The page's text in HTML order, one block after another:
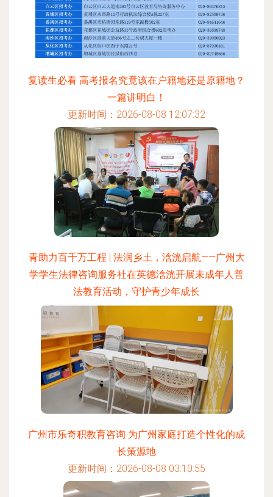
复读生必看 高考报名究竟该在户籍地还是原籍地？
一篇讲明白！
更新时间：2026-08-08 12:07:32
青助力百千万工程 | 法润乡土，浛洸启航——广州大
学学生法律咨询服务社在英德浛洸开展未成年人普
法教育活动，守护青少年成长
更新时间：2026-08-08 01:19:02
广州市乐奇积教育咨询 为广州家庭打造个性化的成
长策源地
更新时间：2026-08-08 03:10:55